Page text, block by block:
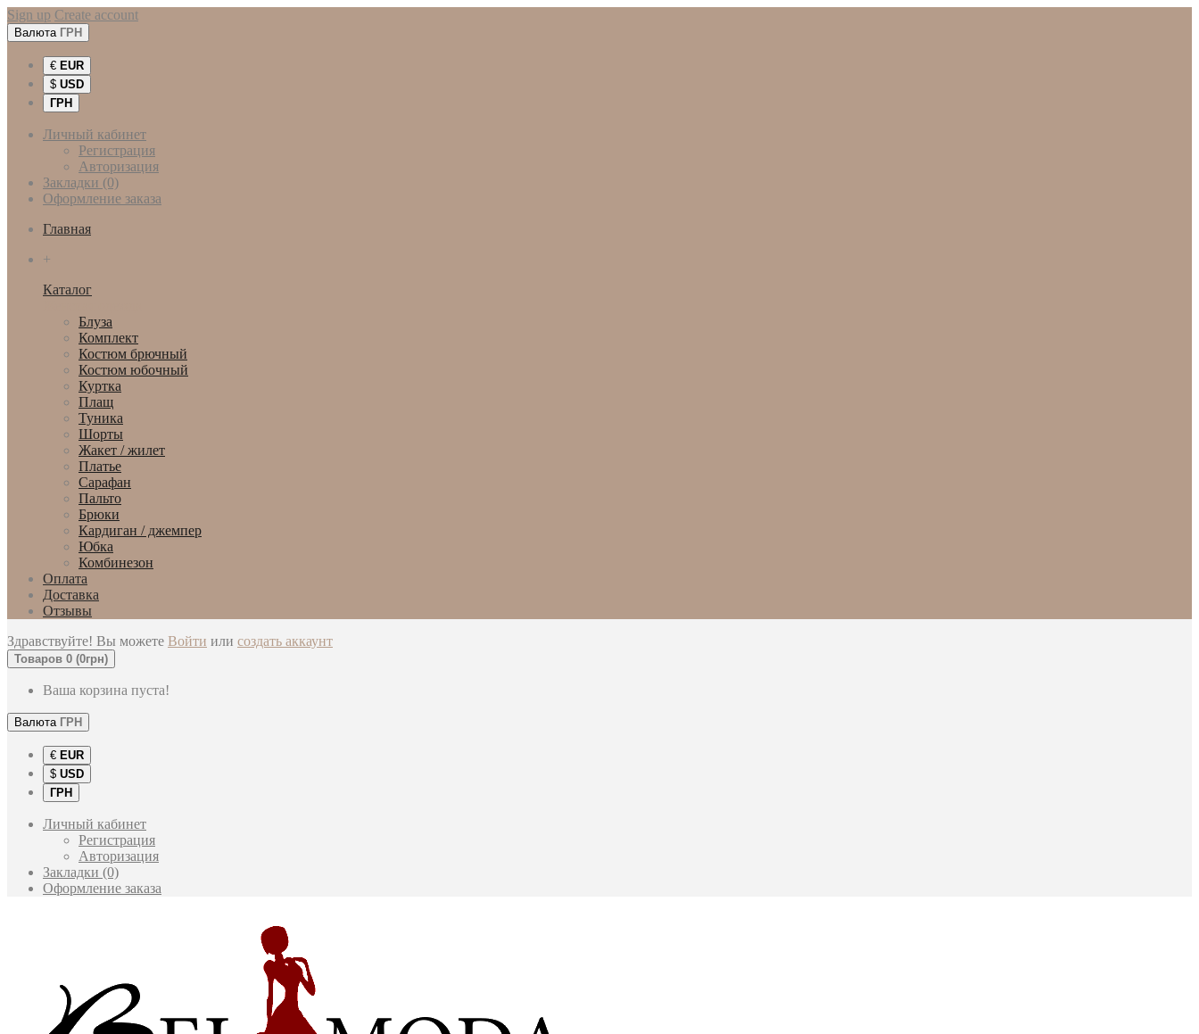
Sign up Create account
Валюта ГРН
€ EUR
$ USD
ГРН
Личный кабинет
Регистрация
Авторизация
Закладки (0)
Оформление заказа
Главная
+
Каталог
Блуза
Комплект
Костюм брючный
Костюм юбочный
Куртка
Плащ
Туника
Шорты
Жакет / жилет
Платье
Сарафан
Пальто
Брюки
Кардиган / джемпер
Юбка
Комбинезон
Оплата
Доставка
Отзывы
Здравствуйте! Вы можете Войти или создать аккаунт
Товаров 0 (0грн)
Ваша корзина пуста!
Валюта ГРН
€ EUR
$ USD
ГРН
Личный кабинет
Регистрация
Авторизация
Закладки (0)
Оформление заказа